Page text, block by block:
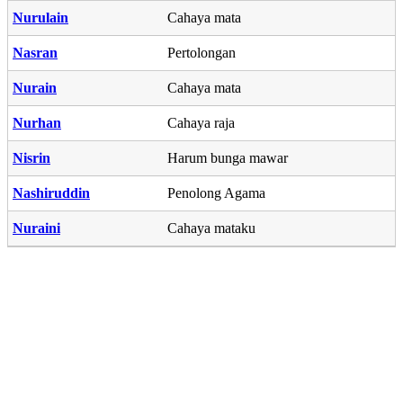
Nurulain Cahaya mata
Nasran Pertolongan
Nurain Cahaya mata
Nurhan Cahaya raja
Nisrin Harum bunga mawar
Nashiruddin Penolong Agama
Nuraini Cahaya mataku